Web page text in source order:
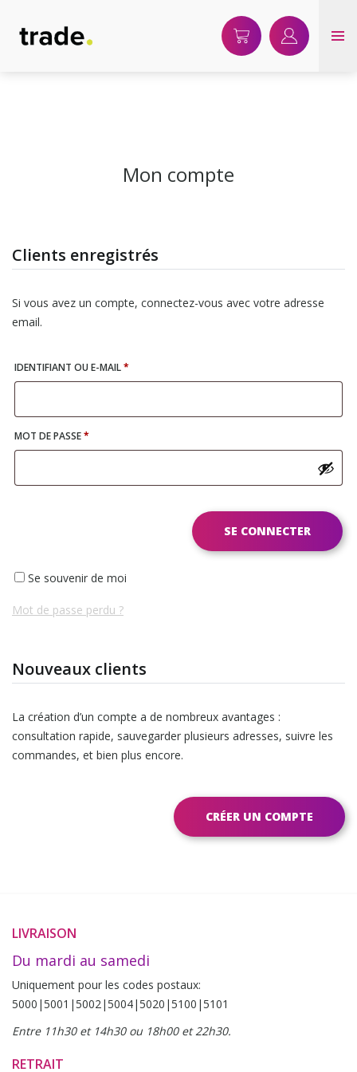
: The magic method WC_OD_Singleton::__wakeup() must have public visibility in
/home/clients/7c30e6abd4fffb872f11ea7daaa66635/sites/
content/plugins/woocommerce-order-delivery/includes/class-wc-od-
Mon compte
Clients enregistrés
Si vous avez un compte, connectez-vous avec votre adresse
email.
IDENTIFIANT OU E-MAIL*OBLIGATOIRE
MOT DE PASSE*OBLIGATOIRE
Se souvenir de moi
SE CONNECTER
Mot de passe perdu ?
Nouveaux clients
La création d’un compte a de nombreux avantages :
consultation rapide, sauvegarder plusieurs adresses, suivre les
commandes, et bien plus encore.
CRÉER UN COMPTE
LIVRAISON
Du mardi au samedi
Uniquement pour les codes postaux:
5000|5001|5002|5004|5020|5100|5101
Entre 11h30 et 14h30 ou 18h00 et 22h30.
RETRAIT